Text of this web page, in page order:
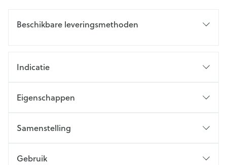
Beschikbare leveringsmethoden
Indicatie
Eigenschappen
Samenstelling
Gebruik